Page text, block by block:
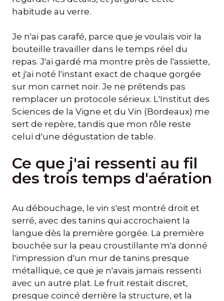
habitude au verre.
Je n'ai pas carafé, parce que je voulais voir la
bouteille travailler dans le temps réel du
repas. J'ai gardé ma montre près de l'assiette,
et j'ai noté l'instant exact de chaque gorgée
sur mon carnet noir. Je ne prétends pas
remplacer un protocole sérieux. L'Institut des
Sciences de la Vigne et du Vin (Bordeaux) me
sert de repère, tandis que mon rôle reste
celui d'une dégustation de table.
Ce que j'ai ressenti au fil
des trois temps d'aération
Au débouchage, le vin s'est montré droit et
serré, avec des tanins qui accrochaient la
langue dès la première gorgée. La première
bouchée sur la peau croustillante m'a donné
l'impression d'un mur de tanins presque
métallique, ce que je n'avais jamais ressenti
avec un autre plat. Le fruit restait discret,
presque coincé derrière la structure, et la